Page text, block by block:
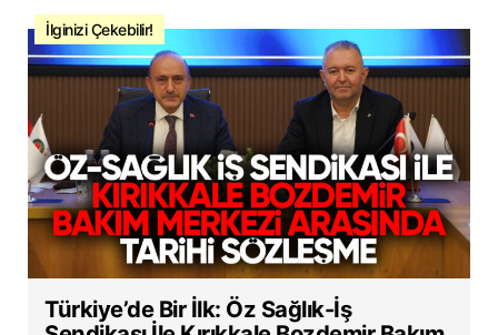
İlginizi Çekebilir!
Türkiye’de Bir İlk: Öz Sağlık-İş